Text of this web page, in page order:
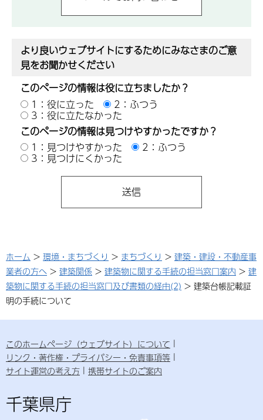
より良いウェブサイトにするためにみなさまのご意
見をお聞かせください
このページの情報は役に立ちましたか？
1：役に立った
2：ふつう
3：役に立たなかった
このページの情報は見つけやすかったですか？
1：見つけやすかった
2：ふつう
3：見つけにくかった
ホーム > 環境・まちづくり > まちづくり > 建築・建設・不動産事
業者の方へ > 建築関係 > 建築物に関する手続の担当窓口案内 > 建
築物に関する手続の担当窓口及び書類の経由(2) > 建築台帳記載証
明の手続について
このホームページ（ウェブサイト）について
リンク・著作権・プライバシー・免責事項等
サイト運営の考え方
携帯サイトのご案内
千葉県庁